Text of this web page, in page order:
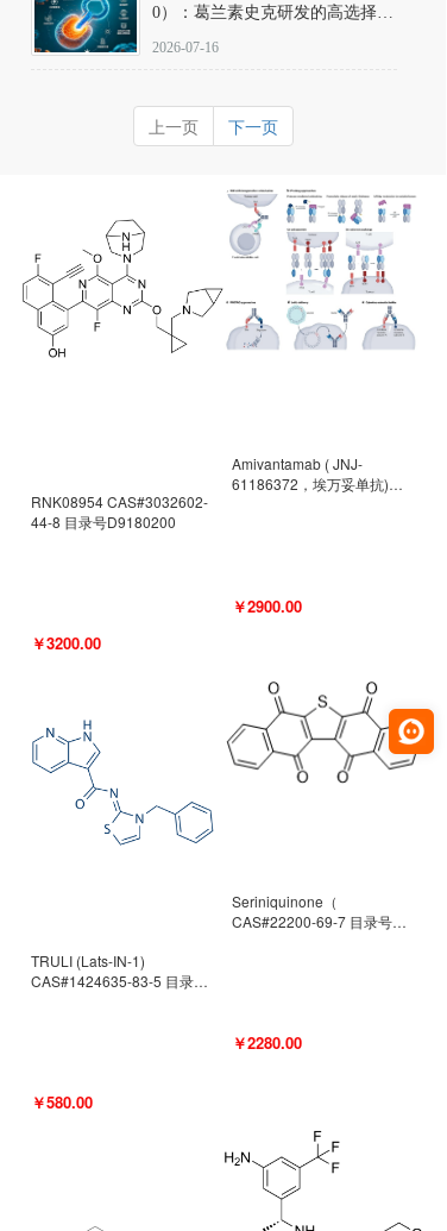
0）：葛兰素史克研发的高选择
抗剂，被广泛视为研究PPARδ核
靶点药理机制的金标准化学探
针。
2026-07-16
上一页 下一页
RNK08954 CAS#3032602-
44-8 目录号D9180200
￥3200.00
TRULI (Lats-IN-1)
CAS#1424635-83-5 目录号
￥580.00
Amivantamab ( JNJ-
61186372，埃万妥单抗)
￥2900.00
Seriniquinone（
CAS#22200-69-7 目录号
￥2280.00